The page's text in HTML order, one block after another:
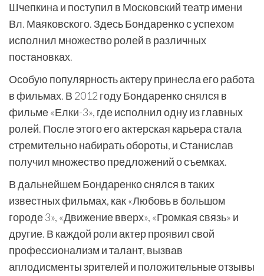
Шчепкина и поступил в Московский театр имени
Вл. Маяковского. Здесь Бондаренко с успехом
исполнил множество ролей в различных
постановках.
Особую популярность актеру принесла его работа
в фильмах. В 2012 году Бондаренко снялся в
фильме «Елки-3», где исполнил одну из главных
ролей. После этого его актерская карьера стала
стремительно набирать обороты, и Станислав
получил множество предложений о съемках.
В дальнейшем Бондаренко снялся в таких
известных фильмах, как «Любовь в большом
городе 3», «Движение вверх», «Громкая связь» и
другие. В каждой роли актер проявил свой
профессионализм и талант, вызвав
аплодисменты зрителей и положительные отзывы